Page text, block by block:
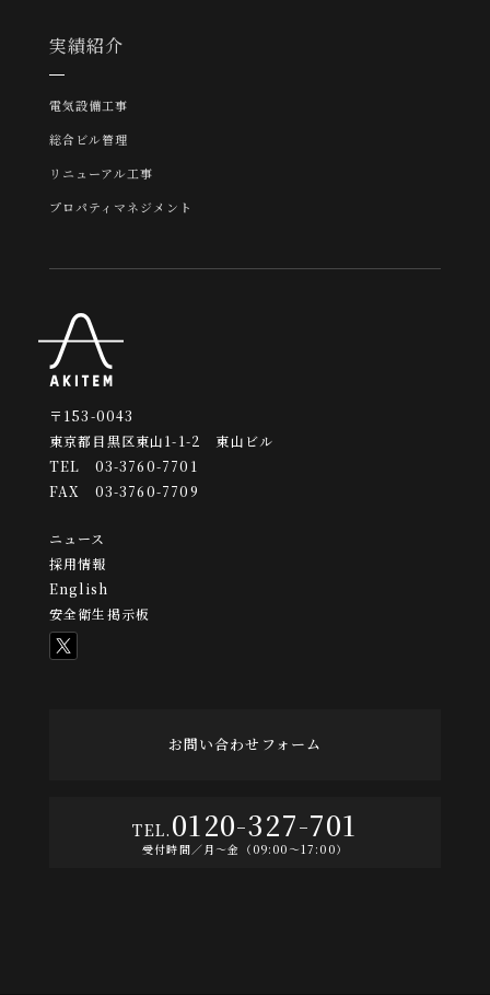
実績紹介
電気設備工事
総合ビル管理
リニューアル工事
プロパティマネジメント
〒153-0043
東京都目黒区東山1-1-2 東山ビル
TEL 03-3760-7701
FAX 03-3760-7709
ニュース
採用情報
English
安全衛生掲示板
お問い合わせフォーム
0120-327-701
受付時間／月〜金（09:00〜17:00）